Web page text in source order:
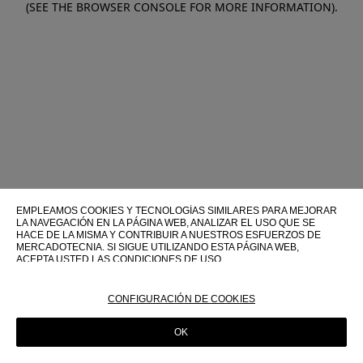
(SEE THE BROWSER CONSOLE FOR MORE INFORMATION).
EMPLEAMOS COOKIES Y TECNOLOGÍAS SIMILARES PARA MEJORAR
LA NAVEGACIÓN EN LA PÁGINA WEB, ANALIZAR EL USO QUE SE
HACE DE LA MISMA Y CONTRIBUIR A NUESTROS ESFUERZOS DE
MERCADOTECNIA. SI SIGUE UTILIZANDO ESTA PÁGINA WEB,
ACEPTA USTED LAS CONDICIONES DE USO.
SOBRE SU USO EN ESTA PÁGINA WEB, CONSULTE NUESTRA
CONFIGURACIÓN DE COOKIES
OK